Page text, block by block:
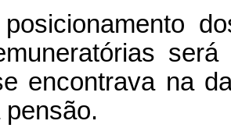
encontrava na